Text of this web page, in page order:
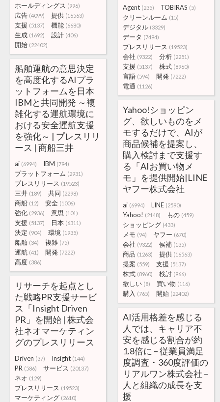
ホールディングス (996)
広告 (4099) 提供 (16563)
支援 (5137) 機能 (6680)
生成 (1692) 設計 (406)
開始 (22402)
Agent (235) TOBIRAS (5)
クリーンルーム (15)
デジタル (3329)
データ (7494)
プレスリリース (19523)
会社 (9322) 分析 (2251)
支援 (5137) 株式 (8960)
言語 (594) 開発 (7222)
電通 (1126)
船舶運航の意思決定
を高度化するAIプラ
ットフォームを日本
IBMと共同開発 ～複
雑化する運航環境に
おける安全運航支援
を強化～ | プレスリリ
ース | 商船三井
ai (6994) IBM (794)
プラットフォーム (2931)
プレスリリース (19523)
三井 (189) 共同 (2298)
商船 (12) 安全 (1006)
強化 (2936) 意思 (101)
支援 (5137) 日本 (6311)
決定 (904) 環境 (1935)
船舶 (34) 複雑 (75)
運航 (41) 開発 (7222)
高度 (386)
Yahoo!ショッピン
グ、欲しいものをメ
モするだけで、AIが
商品候補を提案し、
購入検討まで支援す
る「AIお買い物メ
モ」を提供開始|LINE
ヤフー株式会社
ai (6994) LINE (2590)
Yahoo! (2148) もの (459)
ショッピング (433)
メモ (94) ヤフー (670)
会社 (9322) 候補 (135)
商品 (1263) 提供 (16563)
提案 (559) 支援 (5137)
株式 (8960) 検討 (966)
欲しい (8) 買い物 (116)
購入 (765) 開始 (22402)
リサーチを起点とし
た戦略PR支援サービ
ス「Insight Driven
PR」を開始 | 株式会
社ネオマーケティン
グのプレスリリース
Driven (37) Insight (144)
PR (586) サービス (20137)
ネオ (129)
プレスリリース (19523)
マーケティング (2610)
AI活用格差を感じる
人では、キャリア不
安を感じる割合が約
1.8倍に – 従業員満足
度調査・360度評価の
リアルワン株式会社 –
人と組織の成長を支
援